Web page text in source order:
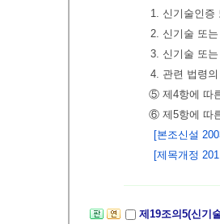
1. 신기술인증
2. 신기술 또
3. 신기술 또
4. 관련 법령
⑤ 제4항에 따
⑥ 제5항에 따
[본조신설
[제목개정
제19조의5(신기